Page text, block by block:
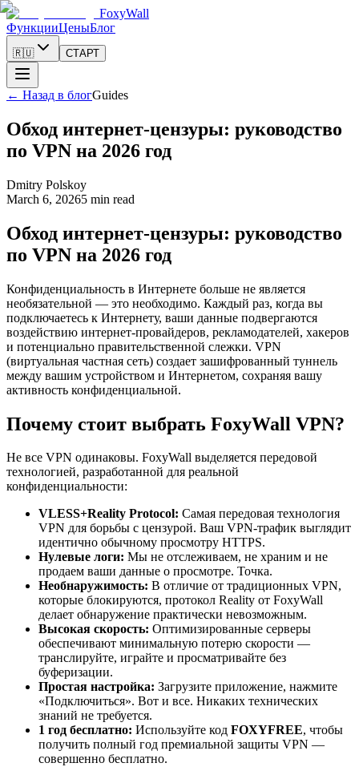
FoxyWall
ФункцииЦеныБлог
🇷🇺 СТАРТ
← Назад в блогGuides
Обход интернет-цензуры: руководство
по VPN на 2026 год
Dmitry Polskoy
March 6, 20265 min read
Обход интернет-цензуры: руководство
по VPN на 2026 год
Конфиденциальность в Интернете больше не является
необязательной — это необходимо. Каждый раз, когда вы
подключаетесь к Интернету, ваши данные подвергаются
воздействию интернет-провайдеров, рекламодателей, хакеров
и потенциально правительственной слежки. VPN
(виртуальная частная сеть) создает зашифрованный туннель
между вашим устройством и Интернетом, сохраняя вашу
активность конфиденциальной.
Почему стоит выбрать FoxyWall VPN?
Не все VPN одинаковы. FoxyWall выделяется передовой
технологией, разработанной для реальной
конфиденциальности:
VLESS+Reality Protocol: Самая передовая технология
VPN для борьбы с цензурой. Ваш VPN-трафик выглядит
идентично обычному просмотру HTTPS.
Нулевые логи: Мы не отслеживаем, не храним и не
продаем ваши данные о просмотре. Точка.
Необнаружимость: В отличие от традиционных VPN,
которые блокируются, протокол Reality от FoxyWall
делает обнаружение практически невозможным.
Высокая скорость: Оптимизированные серверы
обеспечивают минимальную потерю скорости —
транслируйте, играйте и просматривайте без
буферизации.
Простая настройка: Загрузите приложение, нажмите
«Подключиться». Вот и все. Никаких технических
знаний не требуется.
1 год бесплатно: Используйте код FOXYFREE, чтобы
получить полный год премиальной защиты VPN —
совершенно бесплатно.